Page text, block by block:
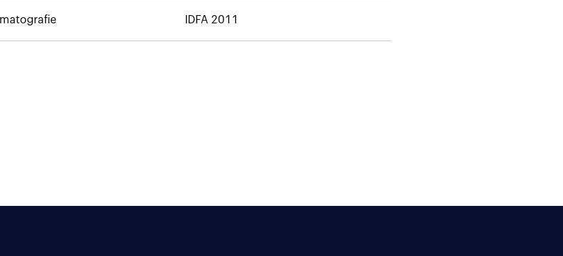
IDFA 2011